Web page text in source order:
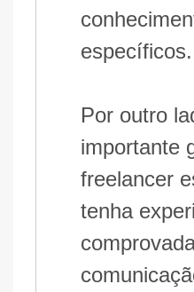
específicos.
Por outro
importante
freelancer
tenha